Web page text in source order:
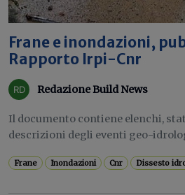
Frane e inondazioni,
Rapporto Irpi-Cnr
Redazione Build News
Il documento contiene elenchi,
descrizioni degli eventi geo-
Frane Inondazioni Cnr Dissesto